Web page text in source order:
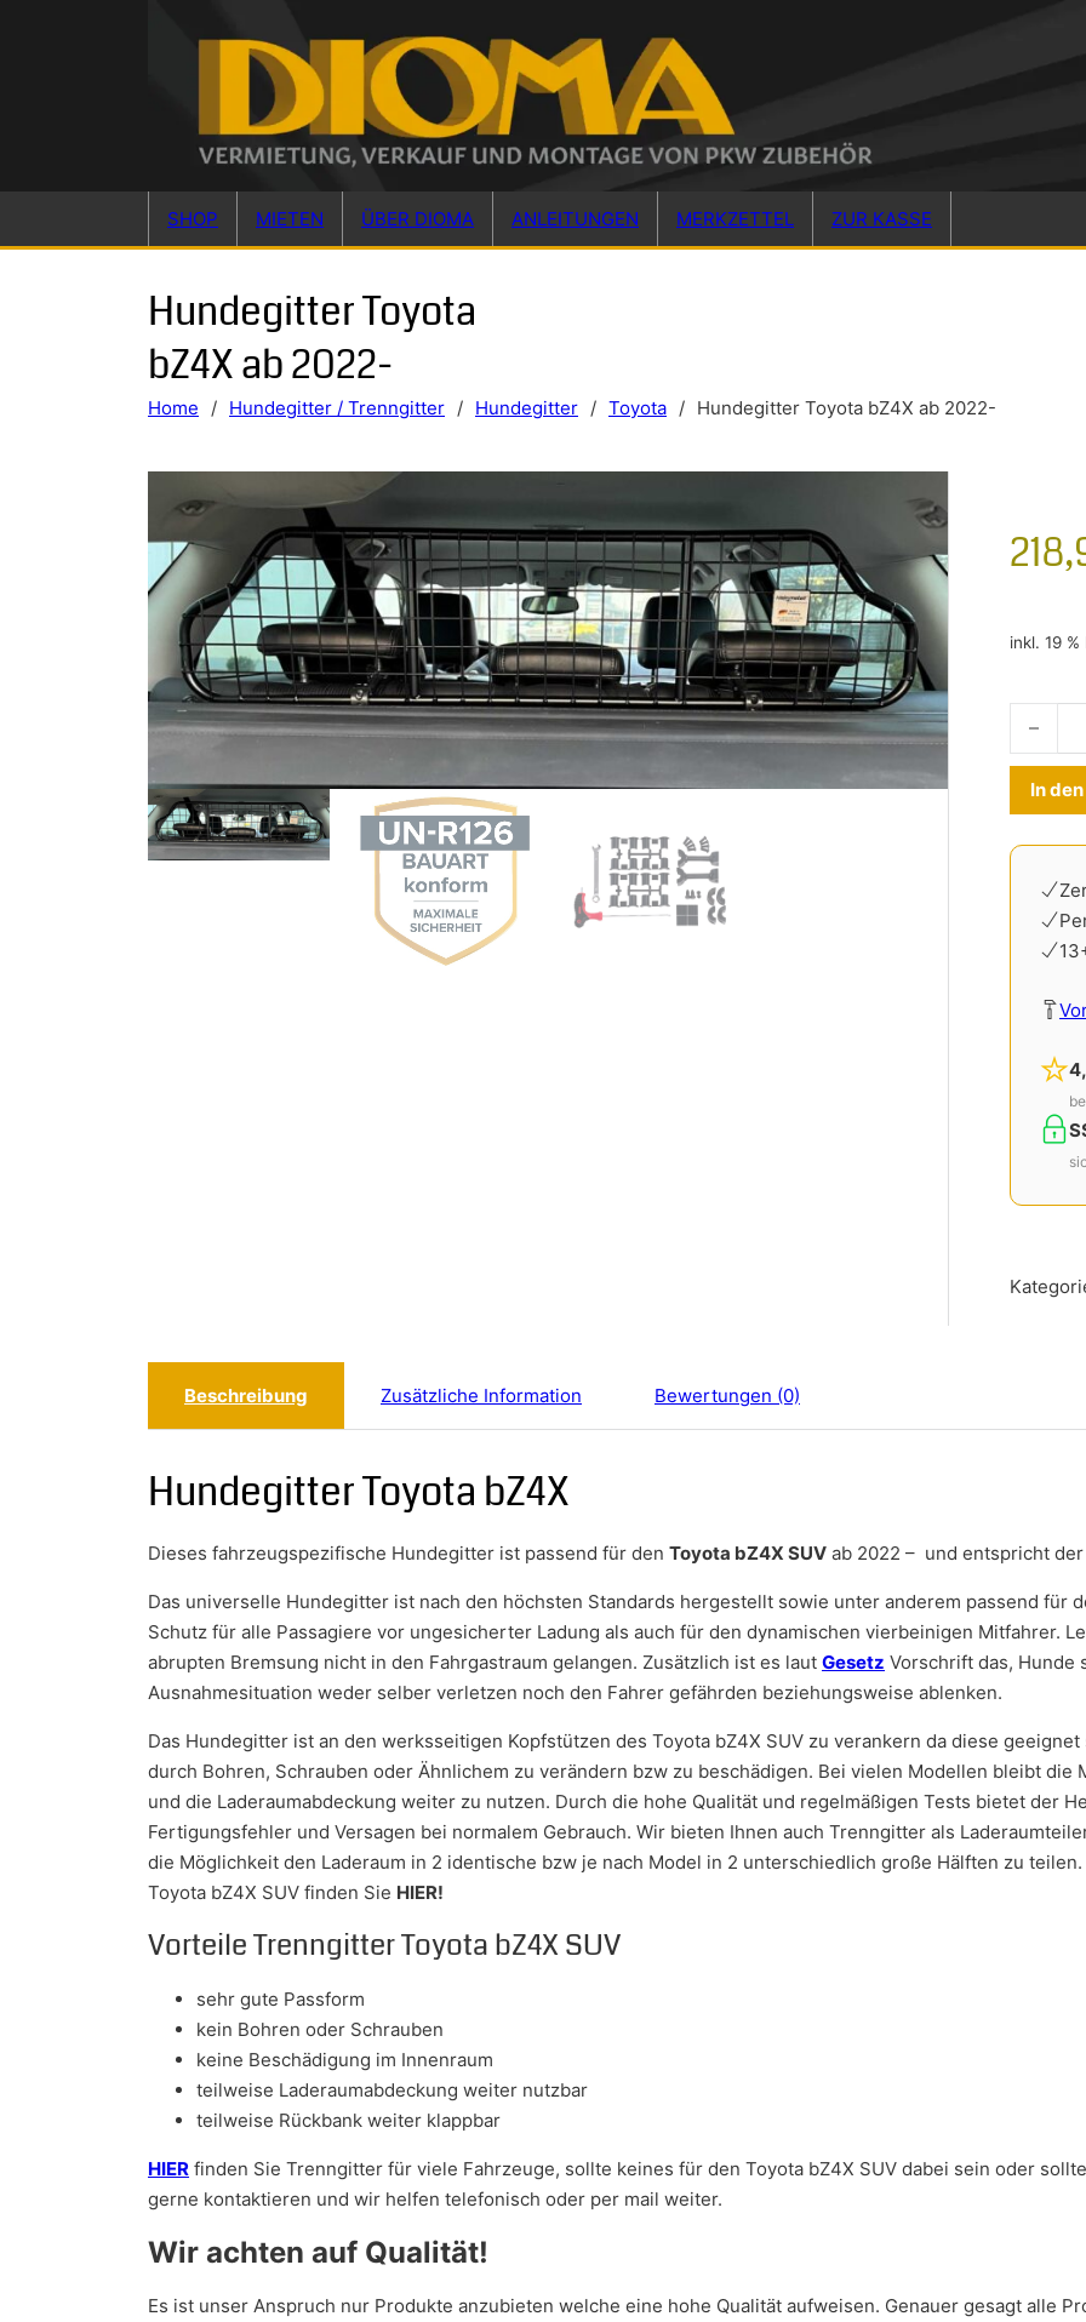
SHOP MIETEN ÜBER DIOMA ANLEITUNGEN MERKZETTEL ZUR KASSE
Hundegitter Toyota
bZ4X ab 2022-
Home / Hundegitter / Trenngitter / Hundegitter / Toyota / Hundegitter Toyota bZ4X ab 2022-
inkl. 19
In
Beschreibung Zusätzliche Information Bewertungen (0)
Hundegitter Toyota bZ4X
Dieses fahrzeugspezifische Hundegitter ist passend für den Toyota bZ4X SUV ab 2022 – und entspricht
Das universelle Hundegitter ist nach den höchsten Standards hergestellt sowie unter anderem passend für
Schutz für alle Passagiere vor ungesicherter Ladung als auch für den dynamischen vierbeinigen Mitfahrer.
abrupten Bremsung nicht in den Fahrgastraum gelangen. Zusätzlich ist es laut Gesetz Vorschrift das, Hunde
Ausnahmesituation weder selber verletzen noch den Fahrer gefährden beziehungsweise ablenken.
Das Hundegitter ist an den werksseitigen Kopfstützen des Toyota bZ4X SUV zu verankern da diese
durch Bohren, Schrauben oder Ähnlichem zu verändern bzw zu beschädigen. Bei vielen Modellen bleibt die
und die Laderaumabdeckung weiter zu nutzen. Durch die hohe Qualität und regelmäßigen Tests bietet der
Fertigungsfehler und Versagen bei normalem Gebrauch. Wir bieten Ihnen auch Trenngitter als
die Möglichkeit den Laderaum in 2 identische bzw je nach Model in 2 unterschiedlich große Hälften zu
Toyota bZ4X SUV finden Sie HIER!
Vorteile Trenngitter Toyota bZ4X SUV
sehr gute Passform
kein Bohren oder Schrauben
keine Beschädigung im Innenraum
teilweise Laderaumabdeckung weiter nutzbar
teilweise Rückbank weiter klappbar
HIER finden Sie Trenngitter für viele Fahrzeuge, sollte keines für den Toyota bZ4X SUV dabei sein oder
gerne kontaktieren und wir helfen telefonisch oder per mail weiter.
Wir achten auf Qualität!
Es ist unser Anspruch nur Produkte anzubieten welche eine hohe Qualität aufweisen. Genauer gesagt alle